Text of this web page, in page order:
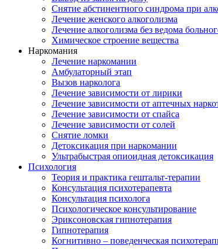
Снятие абстинентного синдрома при
Лечение женского алкоголизма
Лечение алкоголизма без ведома
Химическое строение вещества
Наркомания
Лечение наркомании
Амбулаторный этап
Вызов нарколога
Лечение зависимости от лирики
Лечение зависимости от аптечных
Лечение зависимости от спайса
Лечение зависимости от солей
Снятие ломки
Детоксикация при наркомании
Ультрабыстрая опиоидная детоксикация
Психология
Теория и практика гештальт-терапии
Консультация психотерапевта
Консультация психолога
Психологическое консультирование
Эриксоновская гипнотерапия
Гипнотерапия
Когнитивно – поведенческая